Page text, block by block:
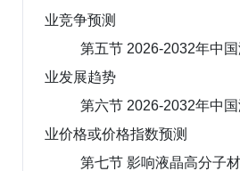
业竞争预测
第五节 2026-2032年中
业发展趋势
第六节 2026-2032年中
业价格或价格指数预测
第七节 影响液晶高分子